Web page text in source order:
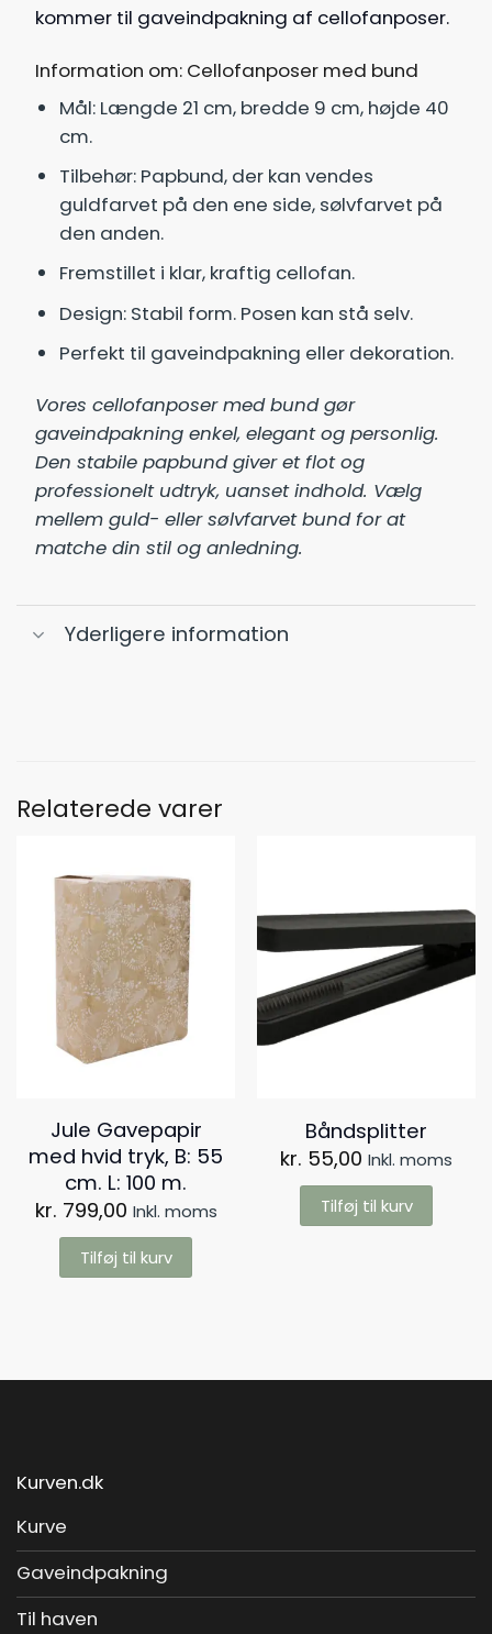
kommer til gaveindpakning af cellofanposer.
Information om: Cellofanposer med bund
Mål: Længde 21 cm, bredde 9 cm, højde 40
cm.
Tilbehør: Papbund, der kan vendes
guldfarvet på den ene side, sølvfarvet på
den anden.
Fremstillet i klar, kraftig cellofan.
Design: Stabil form. Posen kan stå selv.
Perfekt til gaveindpakning eller dekoration.
Vores cellofanposer med bund gør
gaveindpakning enkel, elegant og personlig.
Den stabile papbund giver et flot og
professionelt udtryk, uanset indhold. Vælg
mellem guld- eller sølvfarvet bund for at
matche din stil og anledning.
Yderligere information
Relaterede varer
Jule Gavepapir
med hvid tryk, B: 55
cm. L: 100 m.
kr. 799,00 Inkl. moms
Tilføj til kurv
Båndsplitter
kr. 55,00 Inkl. moms
Tilføj til kurv
Kurven.dk
Kurve
Gaveindpakning
Til haven